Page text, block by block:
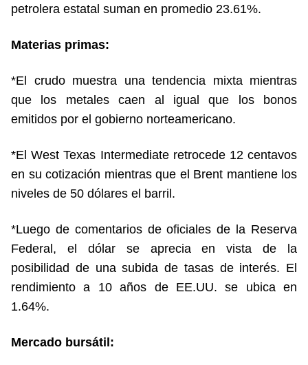
petrolera estatal suman en promedio 23.61%.
Materias primas:
*El crudo muestra una tendencia mixta mientras
que los metales caen al igual que los bonos
emitidos por el gobierno norteamericano.
*El West Texas Intermediate retrocede 12 centavos
en su cotización mientras que el Brent mantiene los
niveles de 50 dólares el barril.
*Luego de comentarios de oficiales de la Reserva
Federal, el dólar se aprecia en vista de la
posibilidad de una subida de tasas de interés. El
rendimiento a 10 años de EE.UU. se ubica en
1.64%.
Mercado bursátil: